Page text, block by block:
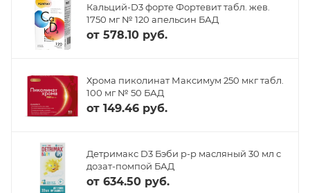
Кальций-D3 форте Фортевит табл. жев.
1750 мг № 120 апельсин БАД
от 578.10 руб.
Хрома пиколинат Максимум 250 мкг табл.
100 мг № 50 БАД
от 149.46 руб.
Детримакс D3 Бэби р-р масляный 30 мл с
дозат-помпой БАД
от 634.50 руб.